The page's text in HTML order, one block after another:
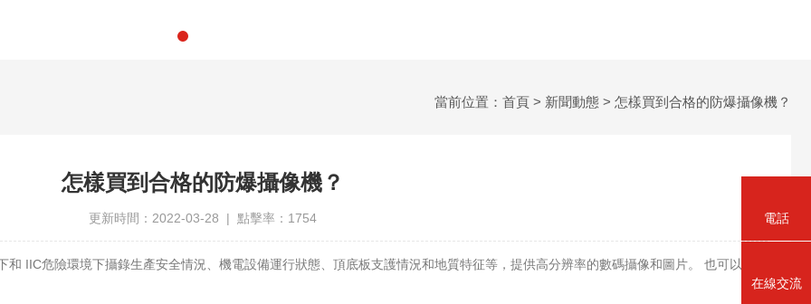
當前位置： 首頁 > 新聞動態 > 怎樣買到合格的防爆攝像機？
怎樣買到合格的防爆攝像機？
更新時間：2022-03-28 | 點擊率：1754
危險環境下攝錄生產安全情況、機電設備運行狀態、頂底板支護情況和地質特征等，提供高分辨率的數碼攝像和圖片。 也可以用於
電話
在線交流